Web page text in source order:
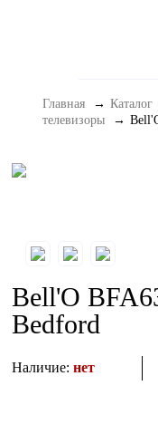
Домашние
Портативный
Главная Каталог
телевизоры
Bell'O
Bedford
Наличие:нет